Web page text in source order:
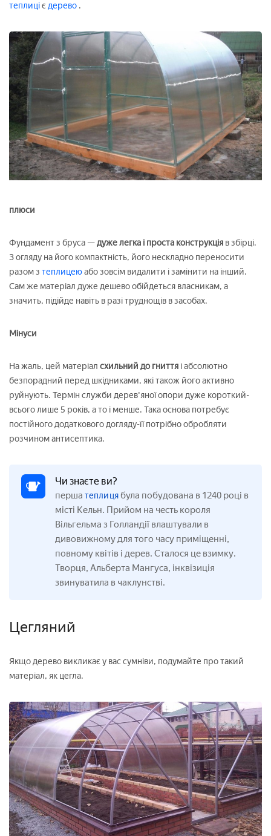
теплиціє дерево .
плюси
Фундамент з бруса —дуже легка і проста конструкція в збірці.
З огляду на його компактність, його нескладно переносити
разом з теплицеюабо зовсім видалити і замінити на інший.
Сам же матеріал дуже дешево обійдеться власникам, а
значить, підійде навіть в разі труднощів в засобах.
Мінуси
На жаль, цей матеріал схильний до гниття і абсолютно
безпорадний перед шкідниками, які також його активно
руйнують. Термін служби дерев'яної опори дуже короткий-
всього лише 5 років, а то і менше. Така основа потребує
постійного додаткового догляду-її потрібно обробляти
розчином антисептика.
Чи знаєте ви?
перша теплиця була побудована в 1240 році в
місті Кельн. Прийом на честь короля
Вільгельма з Голландії влаштували в
дивовижному для того часу приміщенні,
повному квітів і дерев. Сталося це взимку.
Творця, Альберта Мангуса, інквізиція
звинуватила в чаклунстві.
Цегляний
Якщо дерево викликає у вас сумніви, подумайте про такий
матеріал, як цегла.